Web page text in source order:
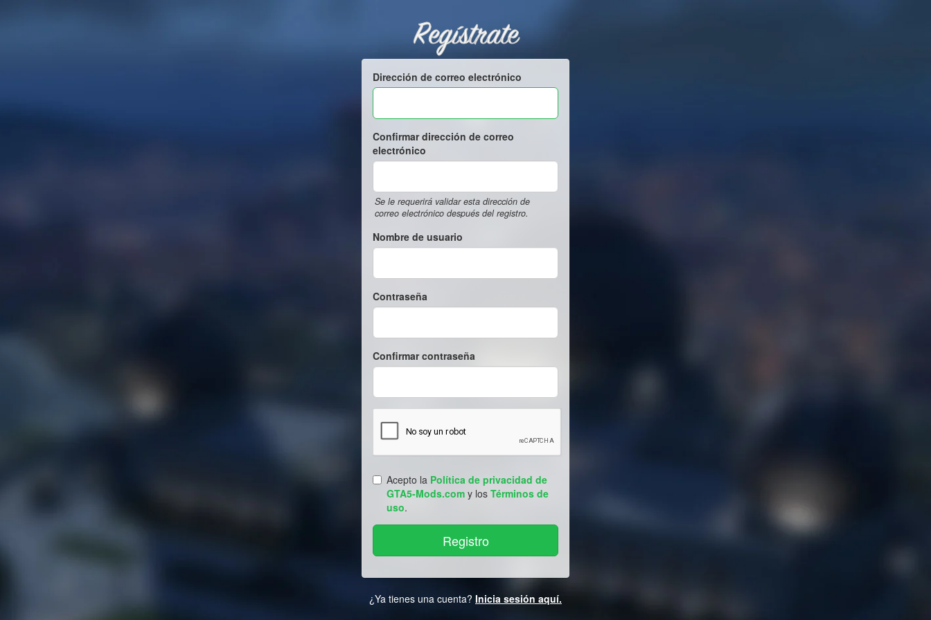
Regístrate
Dirección de correo electrónico
Confirmar dirección de correo
electrónico
Se le requerirá validar esta dirección de
correo electrónico después del registro.
Nombre de usuario
Contraseña
Confirmar contraseña
Acepto la Política de privacidad de
GTA5-Mods.com y los Términos de
uso.
¿Ya tienes una cuenta? Inicia sesión aquí.